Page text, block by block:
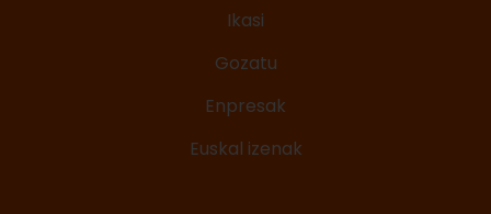
Ikasi
Gozatu
Enpresak
Euskal izenak